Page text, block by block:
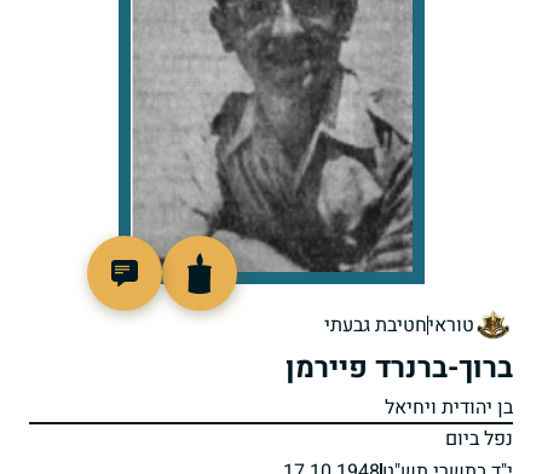
טוראיחטיבת גבעתי
ברוך-ברנרד פיירמן
בן יהודית ויחיאל
נפל ביום